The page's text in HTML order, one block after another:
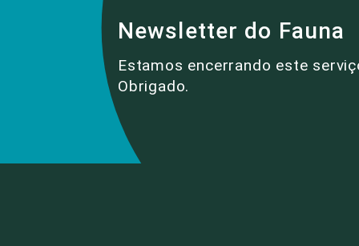
Newsletter do Fauna
Estamos encerrando este
Obrigado.